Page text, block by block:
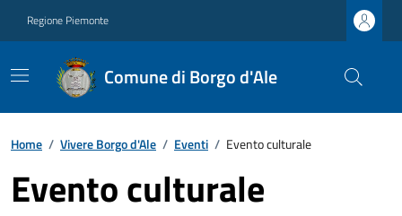
Regione Piemonte
Comune di Borgo d'Ale
Home / Vivere Borgo d'Ale / Eventi / Evento culturale
Evento culturale